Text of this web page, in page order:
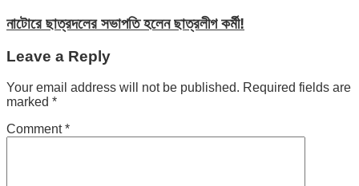
নাটোরে ছাত্রদলের সভাপতি হলেন ছাত্রলীগ কর্মী!
Leave a Reply
Your email address will not be published. Required fields are
marked *
Comment*